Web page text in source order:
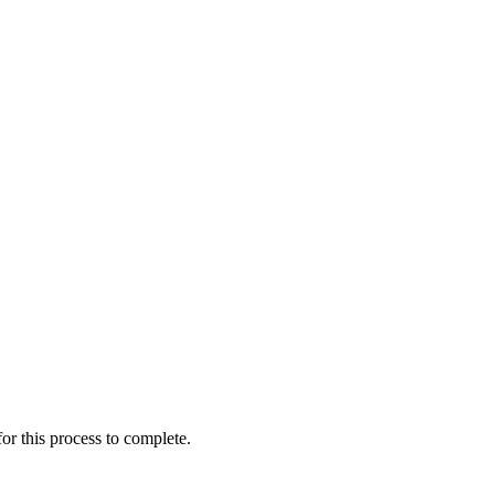
this process to complete.